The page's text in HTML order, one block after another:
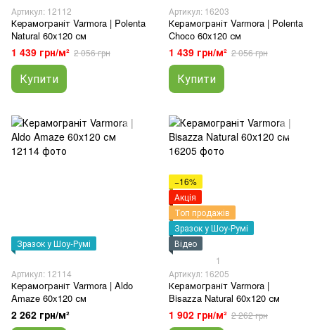
Артикул: 12112
Керамограніт Varmora | Polenta
Natural 60x120 см
1 439 грн/м² 2 056 грн
Купити
Артикул: 16203
Керамограніт Varmora | Polenta
Choco 60x120 см
1 439 грн/м² 2 056 грн
Купити
Зразок у Шоу-Румі
Артикул: 12114
Керамограніт Varmora | Aldo
Amaze 60x120 см
2 262 грн/м²
−16%
Акція
Топ продажів
Зразок у Шоу-Румі
Відео
1
Артикул: 16205
Керамограніт Varmora |
Bisazza Natural 60x120 см
1 902 грн/м² 2 262 грн